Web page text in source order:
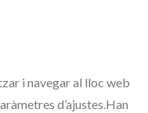
i navegar al lloc web
d’ajustes.Han